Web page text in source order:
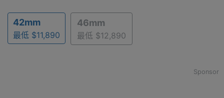
42mm
最低 $11,890
46mm
最低 $12,890
Sponsor